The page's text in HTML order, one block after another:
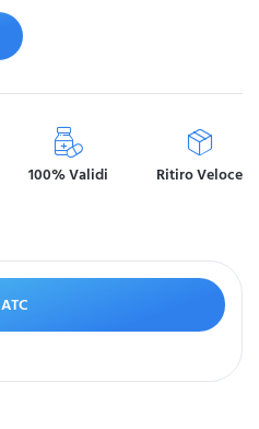
100% Validi Ritiro Veloce
ATC